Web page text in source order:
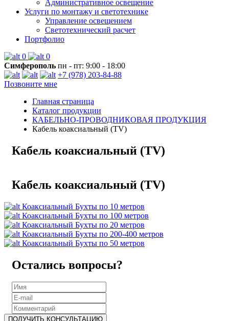
Административное освещение
Услуги по монтажу и светотехнике
Управление освещением
Светотехнический расчет
Портфолио
0
0
Симферополь пн - пт: 9:00 - 18:00
+7 (978) 203-84-88
Позвоните мне
Главная страница
Каталог продукции
КАБЕЛЬНО-ПРОВОДНИКОВАЯ ПРОДУКЦИЯ
Кабель коаксиальный (TV)
Кабель коаксиальный (TV)
Кабель коаксиальный (TV)
Коаксиальный Бухты по 10 метров
Коаксиальный Бухты по 100 метров
Коаксиальный Бухты по 20 метров
Коаксиальный Бухты по 200-400 метров
Коаксиальный Бухты по 50 метров
Остались вопросы?
ПОЛУЧИТЬ КОНСУЛЬТАЦИЮ